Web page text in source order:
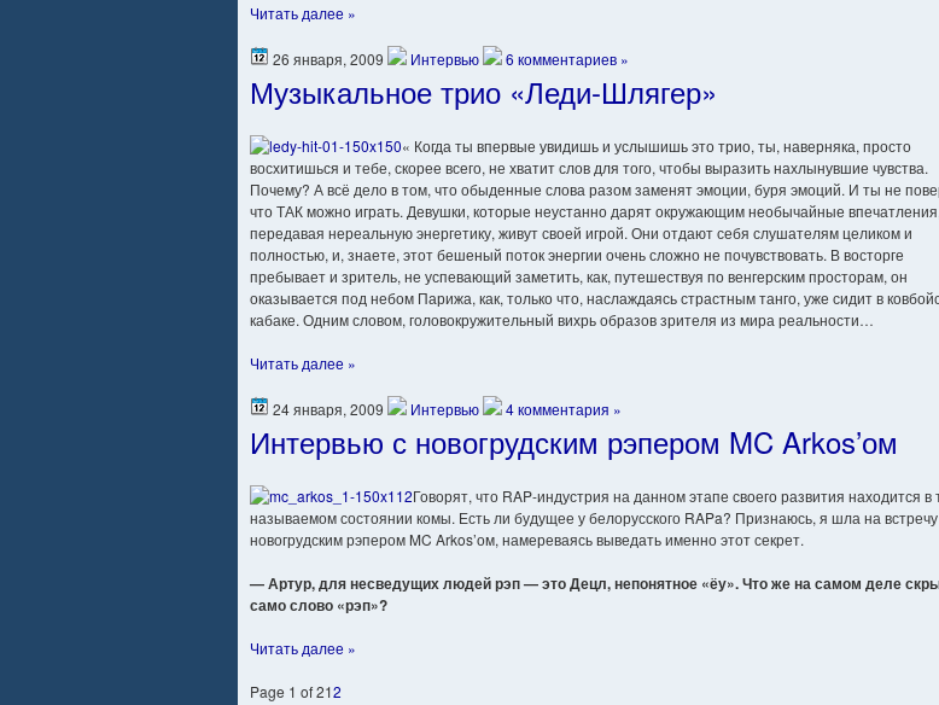
Читать далее »
26 января, 2009 Интервью 6 комментариев »
Музыкальное трио «Леди-Шлягер»
« Когда ты впервые увидишь и услышишь это трио, ты, наверняка, просто
восхитишься и тебе, скорее всего, не хватит слов для того, чтобы выразить нахлынувшие чувства.
Почему? А всё дело в том, что обыденные слова разом заменят эмоции, буря эмоций. И ты не
что ТАК можно играть. Девушки, которые неустанно дарят окружающим необычайные впечатления,
передавая нереальную энергетику, живут своей игрой. Они отдают себя слушателям целиком и
полностью, и, знаете, этот бешеный поток энергии очень сложно не почувствовать. В восторге
пребывает и зритель, не успевающий заметить, как, путешествуя по венгерским просторам, он
оказывается под небом Парижа, как, только что, наслаждаясь страстным танго, уже сидит в
кабаке. Одним словом, головокружительный вихрь образов зрителя из мира реальности…
Читать далее »
24 января, 2009 Интервью 4 комментария »
Интервью с новогрудским рэпером MC Arkos’ом
Говорят, что RAP-индустрия на данном этапе своего развития находится в
называемом состоянии комы. Есть ли будущее у белорусского RAPa? Признаюсь, я шла на
новогрудским рэпером MC Arkos’ом, намереваясь выведать именно этот секрет.
— Артур, для несведущих людей рэп — это Децл, непонятное «ёу». Что же на самом деле
само слово «рэп»?
Читать далее »
Page 1 of 212